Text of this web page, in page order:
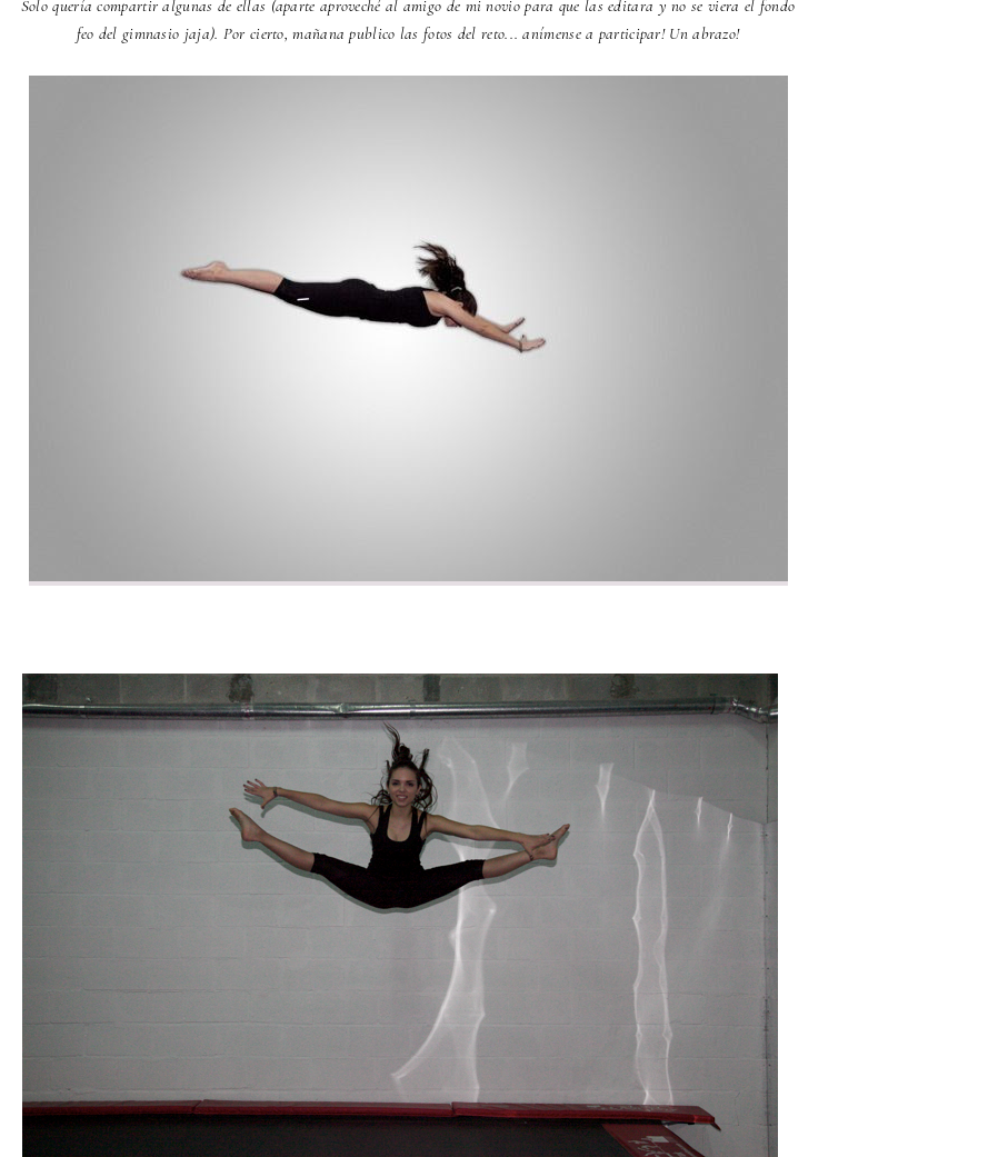
Solo quería compartir algunas de ellas (aparte aproveché al amigo de mi novio para que las editara y no se viera el fondo
feo del gimnasio jaja). Por cierto, mañana publico las fotos del reto... anímense a participar! Un abrazo!